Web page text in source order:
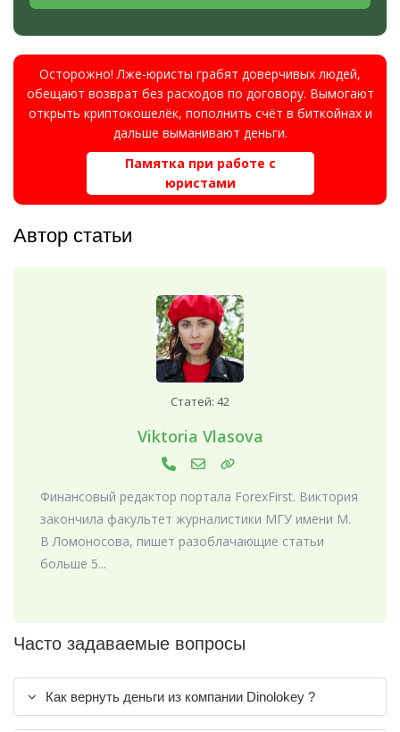
Осторожно! Лже-юристы грабят доверчивых людей,
обещают возврат без расходов по договору. Вымогают
открыть криптокошелёк, пополнить счёт в биткойнах и
дальше выманивают деньги.
Памятка при работе с
юристами
Автор статьи
Статей: 42
Viktoria Vlasova
Финансовый редактор портала ForexFirst. Виктория
закончила факультет журналистики МГУ имени М.
В Ломоносова, пишет разоблачающие статьи
больше 5...
Часто задаваемые вопросы
Как вернуть деньги из компании Dinolokey ?